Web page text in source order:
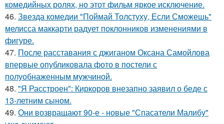
комедийных ролях, но этот фильм яркое исключение.
46. Звезда комедии "Поймай Толстуху, Если Сможешь"
мелисса маккарти радует поклонников изменениями в
фигуре.
47. После расставания с джиганом Оксана Самойлова
впервые опубликовала фото в постели с
полуобнаженным мужчиной.
48. "Я Расстроен": Киркоров внезапно заявил о беде с
13-летним сыном.
49. Они возвращают 90-е - новые "Спасатели Малибу"